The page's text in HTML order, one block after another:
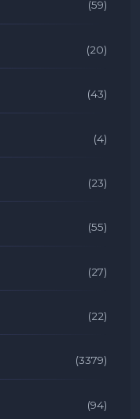
(59)
(20)
(43)
(4)
(23)
(55)
(27)
(22)
(3379)
(94)